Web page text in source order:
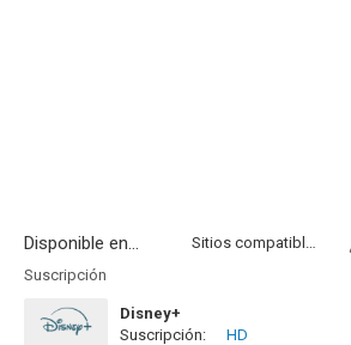
Disponible en...
Sitios compatibles
Suscripción
Disney+
Suscripción:
HD